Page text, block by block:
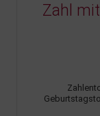
Zahl